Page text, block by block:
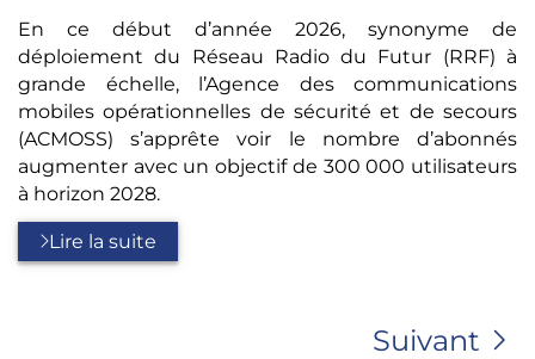
En ce début d’année 2026, synonyme de
déploiement du Réseau Radio du Futur (RRF) à
grande échelle, l’Agence des communications
mobiles opérationnelles de sécurité et de secours
(ACMOSS) s’apprête voir le nombre d’abonnés
augmenter avec un objectif de 300 000 utilisateurs
à horizon 2028.
Lire la suite
Suivant